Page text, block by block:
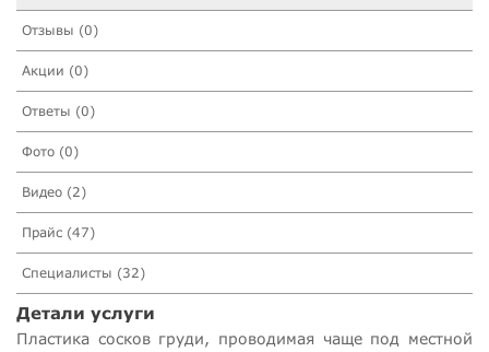
Отзывы (0)
Акции (0)
Ответы (0)
Фото (0)
Видео (2)
Прайс (47)
Специалисты (32)
Детали услуги
Пластика сосков груди, проводимая чаще под местной